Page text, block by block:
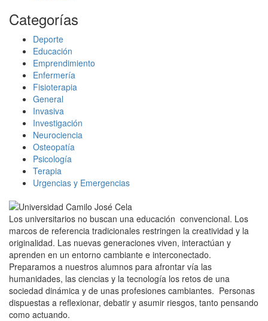
Categorías
Deporte
Educación
Emprendimiento
Enfermería
Fisioterapia
General
Invasiva
Investigación
Neurociencia
Osteopatía
Psicología
Terapia
Urgencias y Emergencias
Los universitarios no buscan una educación convencional. Los
marcos de referencia tradicionales restringen la creatividad y la
originalidad. Las nuevas generaciones viven, interactúan y
aprenden en un entorno cambiante e interconectado.
Preparamos a nuestros alumnos para afrontar vía las
humanidades, las ciencias y la tecnología los retos de una
sociedad dinámica y de unas profesiones cambiantes. Personas
dispuestas a reflexionar, debatir y asumir riesgos, tanto pensando
como actuando.